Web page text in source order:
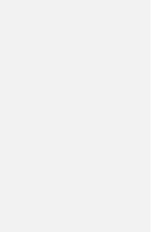
zaproponowała
podzielić los
dokładna data